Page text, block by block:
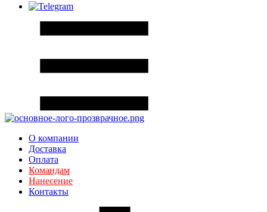
О компании
Доставка
Оплата
Командам
Нанесение
Контакты